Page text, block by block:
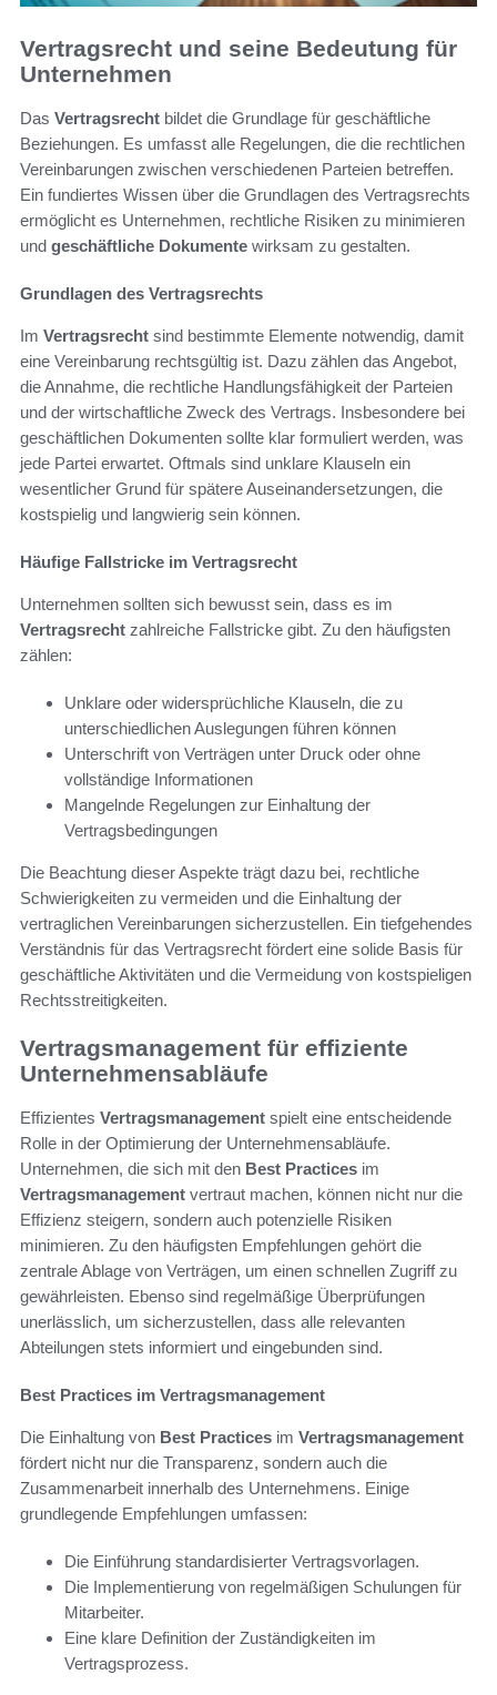
Vertragsrecht und seine Bedeutung für
Unternehmen
Das Vertragsrecht bildet die Grundlage für geschäftliche
Beziehungen. Es umfasst alle Regelungen, die die rechtlichen
Vereinbarungen zwischen verschiedenen Parteien betreffen.
Ein fundiertes Wissen über die Grundlagen des Vertragsrechts
ermöglicht es Unternehmen, rechtliche Risiken zu minimieren
und geschäftliche Dokumente wirksam zu gestalten.
Grundlagen des Vertragsrechts
Im Vertragsrecht sind bestimmte Elemente notwendig, damit
eine Vereinbarung rechtsgültig ist. Dazu zählen das Angebot,
die Annahme, die rechtliche Handlungsfähigkeit der Parteien
und der wirtschaftliche Zweck des Vertrags. Insbesondere bei
geschäftlichen Dokumenten sollte klar formuliert werden, was
jede Partei erwartet. Oftmals sind unklare Klauseln ein
wesentlicher Grund für spätere Auseinandersetzungen, die
kostspielig und langwierig sein können.
Häufige Fallstricke im Vertragsrecht
Unternehmen sollten sich bewusst sein, dass es im
Vertragsrecht zahlreiche Fallstricke gibt. Zu den häufigsten
zählen:
Unklare oder widersprüchliche Klauseln, die zu
unterschiedlichen Auslegungen führen können
Unterschrift von Verträgen unter Druck oder ohne
vollständige Informationen
Mangelnde Regelungen zur Einhaltung der
Vertragsbedingungen
Die Beachtung dieser Aspekte trägt dazu bei, rechtliche
Schwierigkeiten zu vermeiden und die Einhaltung der
vertraglichen Vereinbarungen sicherzustellen. Ein tiefgehendes
Verständnis für das Vertragsrecht fördert eine solide Basis für
geschäftliche Aktivitäten und die Vermeidung von kostspieligen
Rechtsstreitigkeiten.
Vertragsmanagement für effiziente
Unternehmensabläufe
Effizientes Vertragsmanagement spielt eine entscheidende
Rolle in der Optimierung der Unternehmensabläufe.
Unternehmen, die sich mit den Best Practices im
Vertragsmanagement vertraut machen, können nicht nur die
Effizienz steigern, sondern auch potenzielle Risiken
minimieren. Zu den häufigsten Empfehlungen gehört die
zentrale Ablage von Verträgen, um einen schnellen Zugriff zu
gewährleisten. Ebenso sind regelmäßige Überprüfungen
unerlässlich, um sicherzustellen, dass alle relevanten
Abteilungen stets informiert und eingebunden sind.
Best Practices im Vertragsmanagement
Die Einhaltung von Best Practices im Vertragsmanagement
fördert nicht nur die Transparenz, sondern auch die
Zusammenarbeit innerhalb des Unternehmens. Einige
grundlegende Empfehlungen umfassen:
Die Einführung standardisierter Vertragsvorlagen.
Die Implementierung von regelmäßigen Schulungen für
Mitarbeiter.
Eine klare Definition der Zuständigkeiten im
Vertragsprozess.